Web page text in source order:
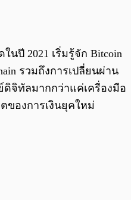
นปี 2021 เริ่มรู้จัก Bitcoin
รวมถึงการเปลี่ยนผ่าน
ดิจิทัลมากกว่าแค่เครื่องมือ
ของการเงินยุคใหม่